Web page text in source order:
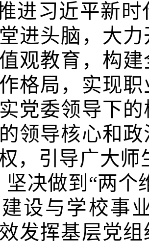
进习近平新
进头脑，大
观教育，构
格局，实现
党委领导下
领导核心和
，引导广大师
坚决做到“两
设与学校事
发挥基层党